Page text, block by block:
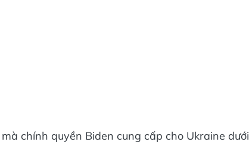
chính quyền Biden cung cấp cho Ukraine dưới